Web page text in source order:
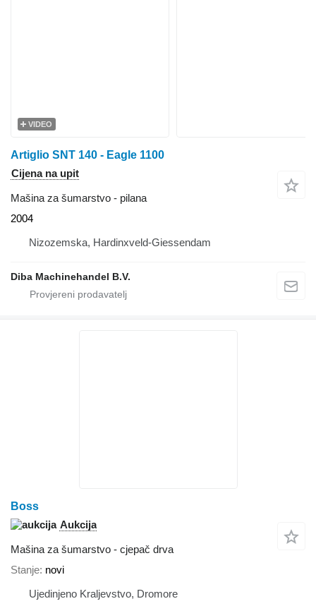
VIDEO
Artiglio SNT 140 - Eagle 1100
Cijena na upit
Mašina za šumarstvo - pilana
2004
Nizozemska, Hardinxveld-Giessendam
Diba Machinehandel B.V.
Boss
Aukcija
Mašina za šumarstvo - cjepač drva
Stanje novi
Ujedinjeno Kraljevstvo, Dromore